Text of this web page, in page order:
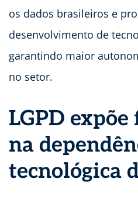
os dados brasileiros e
desenvolvimento de
garantindo maior
no setor.
LGPD
na
tecnológica